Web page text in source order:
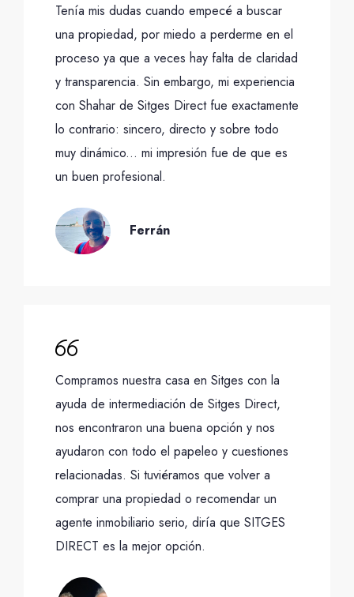
Tenía mis dudas cuando empecé a buscar
una propiedad, por miedo a perderme en el
proceso ya que a veces hay falta de claridad
y transparencia. Sin embargo, mi experiencia
con Shahar de Sitges Direct fue exactamente
lo contrario: sincero, directo y sobre todo
muy dinámico... mi impresión fue de que es
un buen profesional.
Ferrán
Compramos nuestra casa en Sitges con la
ayuda de intermediación de Sitges Direct,
nos encontraron una buena opción y nos
ayudaron con todo el papeleo y cuestiones
relacionadas. Si tuviéramos que volver a
comprar una propiedad o recomendar un
agente inmobiliario serio, diría que SITGES
DIRECT es la mejor opción.